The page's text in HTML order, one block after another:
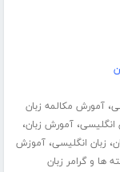
،آمورش مکالمه زبان
انگلیسی،آمورش زبان،
، زبان انگلیسی،آموزش
ها و گرامر زبان